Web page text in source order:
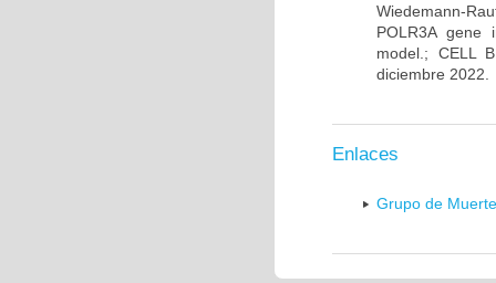
Wiedemann-
POLR3A gene
model.; CELL
diciembre 2022.
Enlaces
Grupo de